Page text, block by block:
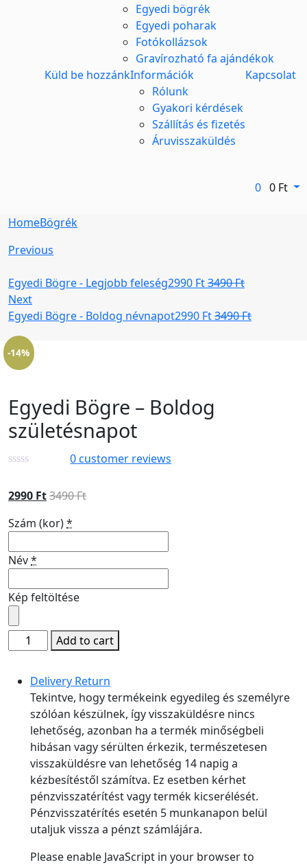
Egyedi bögrék
Egyedi poharak
Fotókollázsok
Gravírozható fa ajándékok
Küld be hozzánkInformációk
Rólunk
Gyakori kérdések
Szállítás és fizetés
Áruvisszaküldés
Kapcsolat
0 0 Ft
HomeBögrék
Previous
Egyedi Bögre - Legjobb feleség2990 Ft3490Ft
Next
Egyedi Bögre - Boldog névnapot2990 Ft3490Ft
-14%
Egyedi Bögre – Boldog
születésnapot
0customer reviews
2990 Ft3490Ft
Szám (kor)*
Név*
Kép feltöltése
Add to cart
Delivery Return
Tekintve, hogy termékeink egyedileg és személyre
szólóan készülnek, így visszaküldésre nincs
lehetőség, azonban ha a termék minőségbeli
hibásan vagy sérülten érkezik, természetesen
visszaküldésre van lehetőség 14 napig a
kézbesítéstől számítva. Ez esetben kérhet
pénzvisszatérítést vagy termék kicserélését.
Pénzvisszatérítés esetén 5 munkanapon belül
utaljuk vissza a pénzt számlájára.
Please enable JavaScript in your browser to